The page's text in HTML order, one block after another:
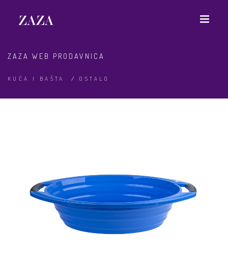
ZAZA WEB PRODAVNICA
KUĆA I BAŠTA / OSTALO